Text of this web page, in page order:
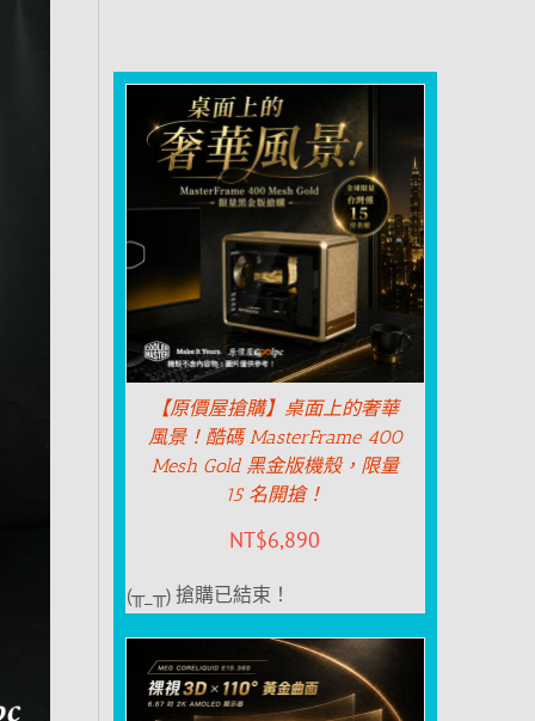
【原價屋搶購】桌面上的奢華
風景！酷碼 MasterFrame 400
Mesh Gold 黑金版機殼，限量
15 名開搶！
NT$6,890
(╥_╥) 搶購已結束！